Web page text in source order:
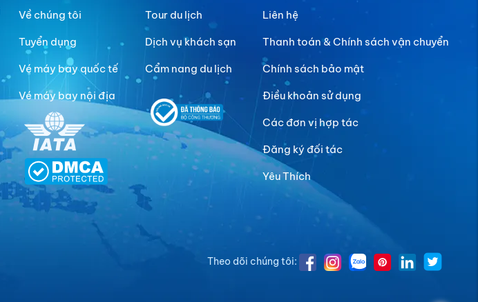
Về chúng tôi
Tuyển dụng
Vé máy bay quốc tế
Vé máy bay nội địa
Tour du lịch
Dịch vụ khách sạn
Cẩm nang du lịch
Liên hệ
Thanh toán & Chính sách vận chuyển
Chính sách bảo mật
Điều khoản sử dụng
Các đơn vị hợp tác
Đăng ký đối tác
Yêu Thích
Theo dõi chúng tôi: